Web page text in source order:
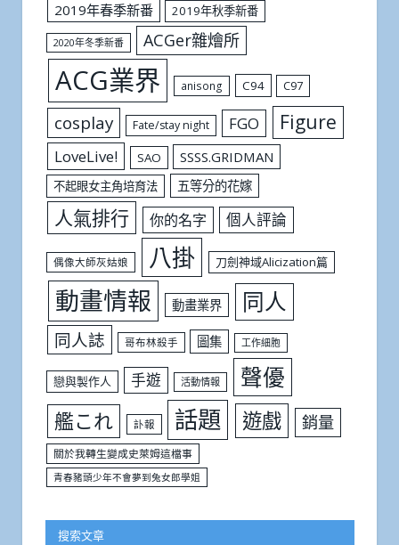
2019年春季新番
2019年秋季新番
2020年冬季新番 ACGer雜燴所
ACG業界 anisong C94 C97
cosplay Fate/stay night FGO Figure
LoveLive! SAO SSSS.GRIDMAN
不起眼女主角培育法 五等分的花嫁
人氣排行 你的名字 個人評論
偶像大師灰姑娘 八掛 刀劍神域Alicization篇
動畫情報 動畫業界 同人
同人誌 哥布林殺手 圖集 工作細胞
戀與製作人 手遊 活動情報 聲優
艦これ 訃報 話題 遊戲 銷量
關於我轉生變成史萊姆這檔事
青春豬頭少年不會夢到兔女郎學姐
搜索文章